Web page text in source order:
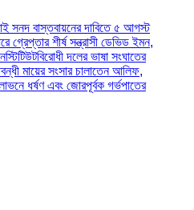
দাবিতে ৫ আগস্ট
সন্ত্রাসী ডেভিড ইমন,
দলের ভাষা সংঘাতের
চালাতেন আলিফ,
এবং জোরপূর্বক গর্ভপাতের